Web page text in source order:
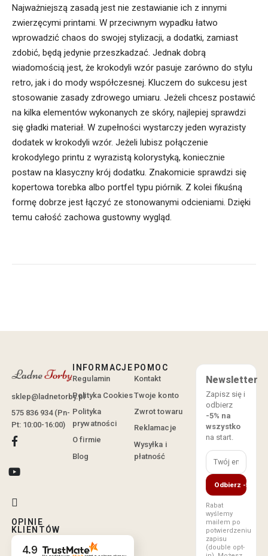
Najważniejszą zasadą jest nie zestawianie ich z innymi
zwierzęcymi printami. W przeciwnym wypadku łatwo
wprowadzić chaos do swojej stylizacji, a dodatki, zamiast
zdobić, będą jedynie przeszkadzać. Jednak dobrą
wiadomością jest, że krokodyli wzór pasuje zarówno do stylu
retro, jak i do mody współczesnej. Kluczem do sukcesu jest
stosowanie zasady zdrowego umiaru. Jeżeli chcesz postawić
na kilka elementów wykonanych ze skóry, najlepiej sprawdzi
się gładki materiał. W zupełności wystarczy jeden wyrazisty
dodatek w krokodyli wzór. Jeżeli lubisz połączenie
krokodylego printu z wyrazistą kolorystyką, koniecznie
postaw na klasyczny krój dodatku. Znakomicie sprawdzi się
kopertowa torebka albo portfel typu piórnik. Z kolei fikuśną
formę dobrze jest łączyć ze stonowanymi odcieniami. Dzięki
temu całość zachowa gustowny wygląd.
sklep@ladnetorby.pl
575 836 934 (Pn-
Pt: 10:00-16:00)
OPINIE
KLIENTÓW
4.9
INFORMACJE
Regulamin
Polityka Cookies
Polityka
prywatności
O firmie
Blog
POMOC
Kontakt
Twoje konto
Zwrot towaru
Reklamacje
Wysyłka i
płatność
Newsletter
Zapisz się i
odbierz
-5% na
wszystko
na start.
Odbierz -5%
Rabat
wyślemy
mailem po
potwierdzeniu
zapisu
(double opt-